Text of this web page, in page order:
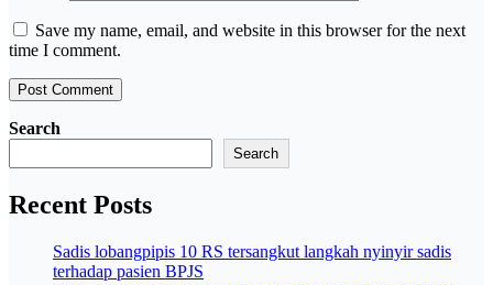
Save my name, email, and website in this browser for the next
time I comment.
Search
Search
Recent Posts
Sadis lobangpipis 10 RS tersangkut langkah nyinyir sadis
terhadap pasien BPJS